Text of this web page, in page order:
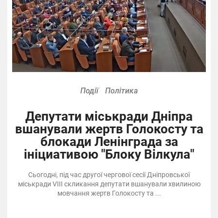
Події Політика
Депутати міськради Дніпра
вшанували жертв Голокосту та
блокади Ленінграда за
ініциативою "Блоку Вілкула"
Сьогодні, під час другої чергової сесії Дніпровської
міськради VІІІ скликання депутати вшанували хвилиною
мовчання жертв Голокосту та ...